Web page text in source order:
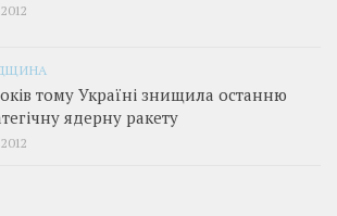
тому Україні знищила останню
ядерну ракету